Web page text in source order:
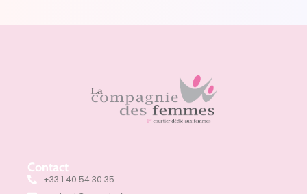
Contact
+33 1 40 54 30 35